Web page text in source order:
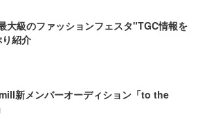
大級のファッションフェスタ"TGC情報を
紹介
新メンバーオーディション「to the